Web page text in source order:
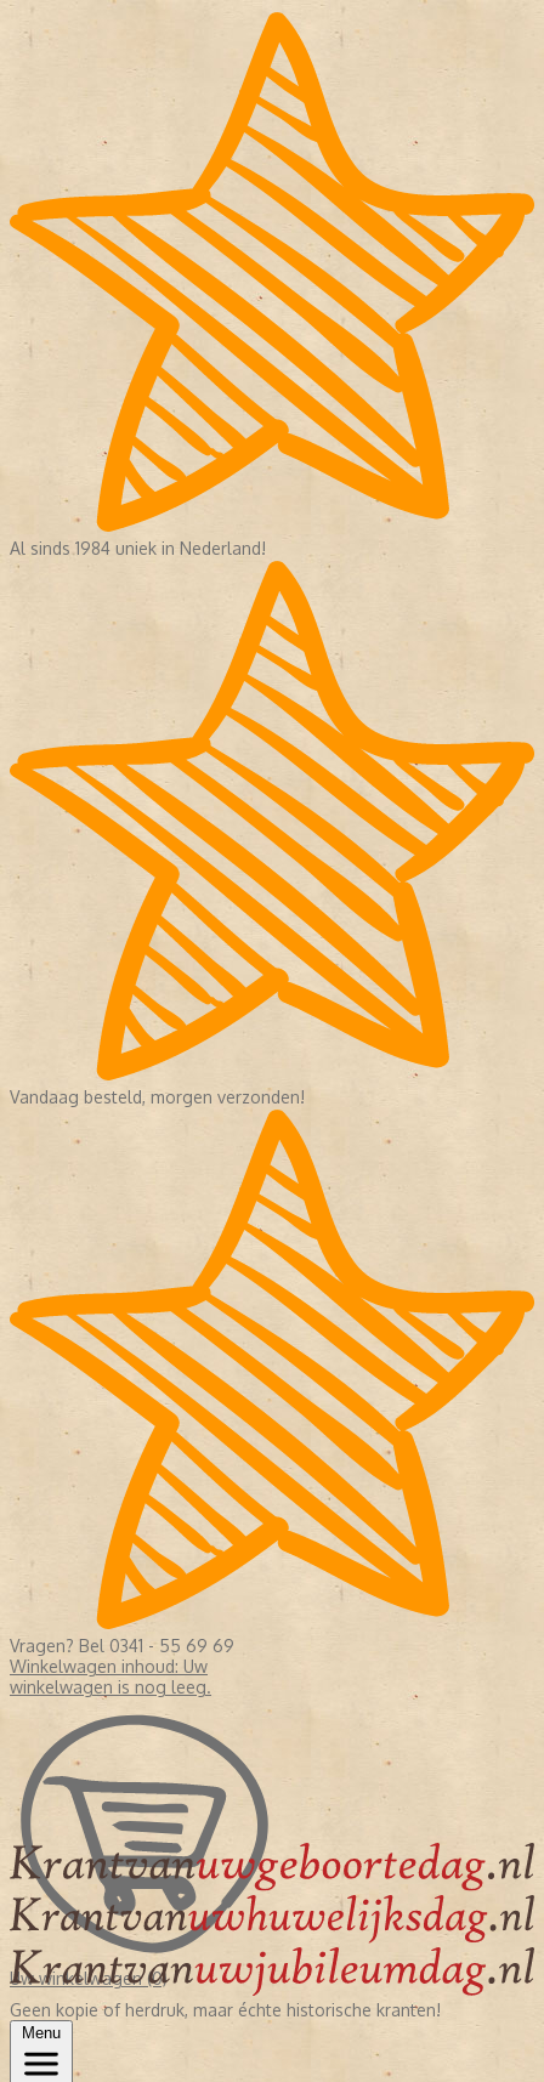
Al sinds 1984 uniek in Nederland!
Vandaag besteld, morgen verzonden!
Vragen? Bel 0341 - 55 69 69
Winkelwagen inhoud: Uw
winkelwagen is nog leeg.
Uw winkelwagen (0)
Geen kopie of herdruk, maar échte historische kranten!
Menu